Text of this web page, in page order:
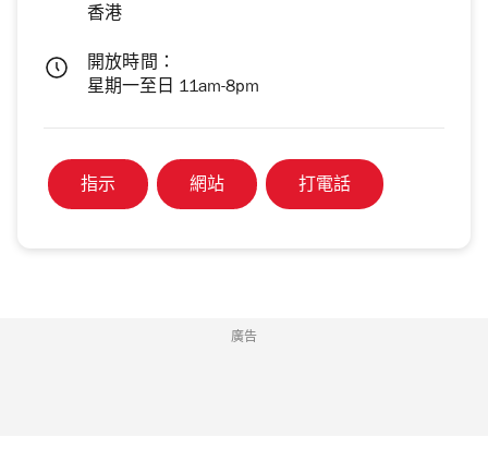
香港
開放時間：
星期一至日 11am-8pm
指示 網站 打電話
廣告